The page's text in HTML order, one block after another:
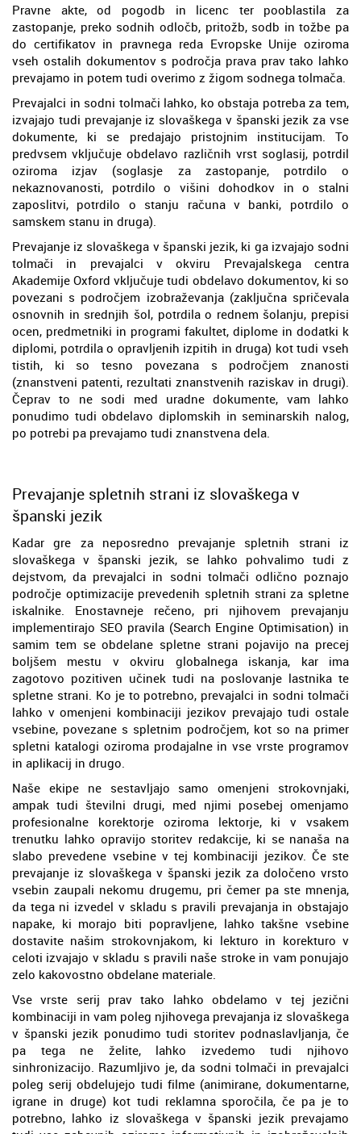
Pravne akte, od pogodb in licenc ter pooblastila za
zastopanje, preko sodnih odločb, pritožb, sodb in tožbe pa
do certifikatov in pravnega reda Evropske Unije oziroma
vseh ostalih dokumentov s področja prava prav tako lahko
prevajamo in potem tudi overimo z žigom sodnega tolmača.
Prevajalci in sodni tolmači lahko, ko obstaja potreba za tem,
izvajajo tudi prevajanje iz slovaškega v španski jezik za vse
dokumente, ki se predajajo pristojnim institucijam. To
predvsem vključuje obdelavo različnih vrst soglasij, potrdil
oziroma izjav (soglasje za zastopanje, potrdilo o
nekaznovanosti, potrdilo o višini dohodkov in o stalni
zaposlitvi, potrdilo o stanju računa v banki, potrdilo o
samskem stanu in druga).
Prevajanje iz slovaškega v španski jezik, ki ga izvajajo sodni
tolmači in prevajalci v okviru Prevajalskega centra
Akademije Oxford vključuje tudi obdelavo dokumentov, ki so
povezani s področjem izobraževanja (zaključna spričevala
osnovnih in srednjih šol, potrdila o rednem šolanju, prepisi
ocen, predmetniki in programi fakultet, diplome in dodatki k
diplomi, potrdila o opravljenih izpitih in druga) kot tudi vseh
tistih, ki so tesno povezana s področjem znanosti
(znanstveni patenti, rezultati znanstvenih raziskav in drugi).
Čeprav to ne sodi med uradne dokumente, vam lahko
ponudimo tudi obdelavo diplomskih in seminarskih nalog,
po potrebi pa prevajamo tudi znanstvena dela.
Prevajanje spletnih strani iz slovaškega v
španski jezik
Kadar gre za neposredno prevajanje spletnih strani iz
slovaškega v španski jezik, se lahko pohvalimo tudi z
dejstvom, da prevajalci in sodni tolmači odlično poznajo
področje optimizacije prevedenih spletnih strani za spletne
iskalnike. Enostavneje rečeno, pri njihovem prevajanju
implementirajo SEO pravila (Search Engine Optimisation) in
samim tem se obdelane spletne strani pojavijo na precej
boljšem mestu v okviru globalnega iskanja, kar ima
zagotovo pozitiven učinek tudi na poslovanje lastnika te
spletne strani. Ko je to potrebno, prevajalci in sodni tolmači
lahko v omenjeni kombinaciji jezikov prevajajo tudi ostale
vsebine, povezane s spletnim področjem, kot so na primer
spletni katalogi oziroma prodajalne in vse vrste programov
in aplikacij in drugo.
Naše ekipe ne sestavljajo samo omenjeni strokovnjaki,
ampak tudi številni drugi, med njimi posebej omenjamo
profesionalne korektorje oziroma lektorje, ki v vsakem
trenutku lahko opravijo storitev redakcije, ki se nanaša na
slabo prevedene vsebine v tej kombinaciji jezikov. Če ste
prevajanje iz slovaškega v španski jezik za določeno vrsto
vsebin zaupali nekomu drugemu, pri čemer pa ste mnenja,
da tega ni izvedel v skladu s pravili prevajanja in obstajajo
napake, ki morajo biti popravljene, lahko takšne vsebine
dostavite našim strokovnjakom, ki lekturo in korekturo v
celoti izvajajo v skladu s pravili naše stroke in vam ponujajo
zelo kakovostno obdelane materiale.
Vse vrste serij prav tako lahko obdelamo v tej jezični
kombinaciji in vam poleg njihovega prevajanja iz slovaškega
v španski jezik ponudimo tudi storitev podnaslavljanja, če
pa tega ne želite, lahko izvedemo tudi njihovo
sinhronizacijo. Razumljivo je, da sodni tolmači in prevajalci
poleg serij obdelujejo tudi filme (animirane, dokumentarne,
igrane in druge) kot tudi reklamna sporočila, če pa je to
potrebno, lahko iz slovaškega v španski jezik prevajamo